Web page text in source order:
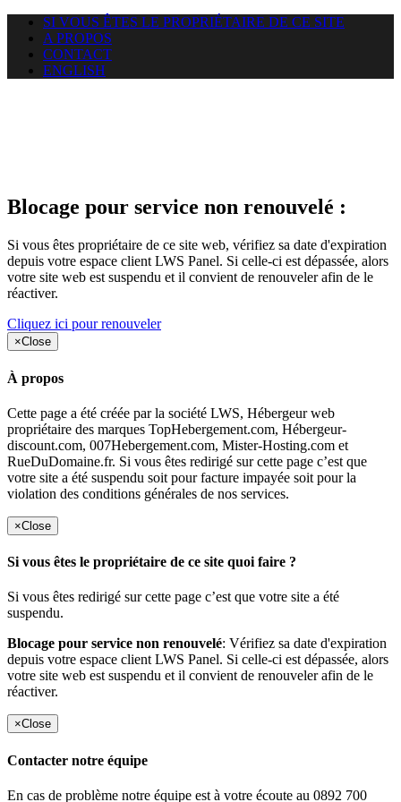
SI VOUS ÊTES LE PROPRIÉTAIRE DE CE SITE
A PROPOS
CONTACT
ENGLISH
Blocage pour service non renouvelé :
Si vous êtes propriétaire de ce site web, vérifiez sa date d'expiration
depuis votre espace client LWS Panel. Si celle-ci est dépassée, alors
votre site web est suspendu et il convient de renouveler afin de le
réactiver.
Cliquez ici pour renouveler
×Close
À propos
Cette page a été créée par la société LWS, Hébergeur web
propriétaire des marques TopHebergement.com, Hébergeur-
discount.com, 007Hebergement.com, Mister-Hosting.com et
RueDuDomaine.fr. Si vous êtes redirigé sur cette page c’est que
votre site a été suspendu soit pour facture impayée soit pour la
violation des conditions générales de nos services.
×Close
Si vous êtes le propriétaire de ce site quoi faire ?
Si vous êtes redirigé sur cette page c’est que votre site a été
suspendu.
Blocage pour service non renouvelé: Vérifiez sa date d'expiration
depuis votre espace client LWS Panel. Si celle-ci est dépassée, alors
votre site web est suspendu et il convient de renouveler afin de le
réactiver.
×Close
Contacter notre équipe
En cas de problème notre équipe est à votre écoute au 0892 700